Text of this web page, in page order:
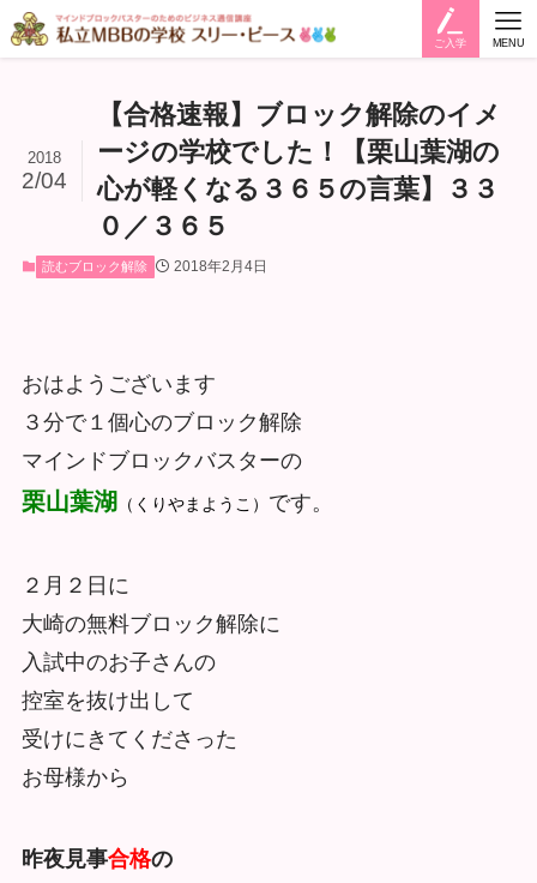
ご入学 MENU
【合格速報】ブロック解除のイメ
ージの学校でした！【栗山葉湖の
心が軽くなる３６５の言葉】３３
０／３６５
2018
2/04
読むブロック解除 2018年2月4日
おはようございます
３分で１個心のブロック解除
マインドブロックバスターの
栗山葉湖 （くりやまようこ） です。
２月２日に
大崎の無料ブロック解除に
入試中のお子さんの
控室を抜け出して
受けにきてくださった
お母様から
昨夜見事合格の